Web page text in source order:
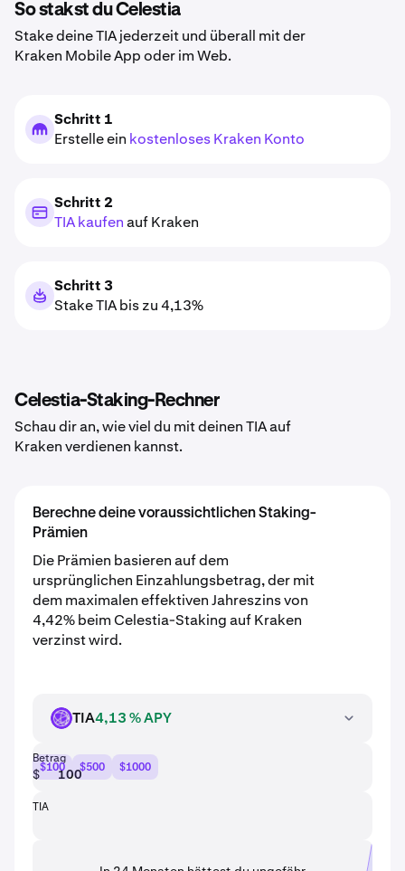
So stakst du Celestia
Stake deine TIA jederzeit und überall mit der
Kraken Mobile App oder im Web.
Schritt 1
Erstelle ein kostenloses Kraken Konto
Schritt 2
TIA kaufenauf Kraken
Schritt 3
Stake TIA bis zu 4,13%
Celestia-Staking-Rechner
Schau dir an, wie viel du mit deinen TIA auf
Kraken verdienen kannst.
Berechne deine voraussichtlichen Staking-
Prämien
Die Prämien basieren auf dem
ursprünglichen Einzahlungsbetrag, der mit
dem maximalen effektiven Jahreszins von
4,42% beim Celestia-Staking auf Kraken
verzinst wird.
TIA TIA4,13 % APY
Betrag
$$100 $500 $1000
TIA